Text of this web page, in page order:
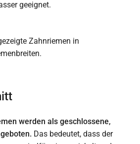
geeignet.
werden als geschlossene,
Das bedeutet, dass der